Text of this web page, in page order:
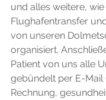
und alles weitere, wie
Flughafentransfer
von unseren
organisiert.
Patient von uns alle
gebündelt per E-Mail
Rechnung,